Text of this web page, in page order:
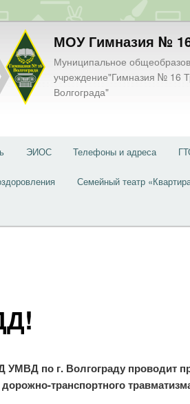
МОУ Гимназия №
Муниципальное
учреждение"Гимназия № 16
Волгограда"
ЭИОС Телефоны и адреса
Семейный театр
по г. Волгограду проводит
транспортного